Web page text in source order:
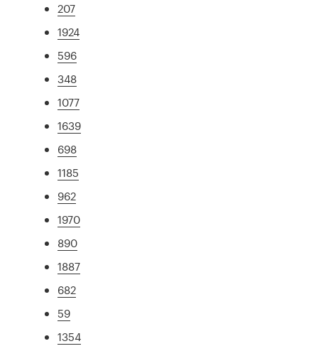
207
1924
596
348
1077
1639
698
1185
962
1970
890
1887
682
59
1354